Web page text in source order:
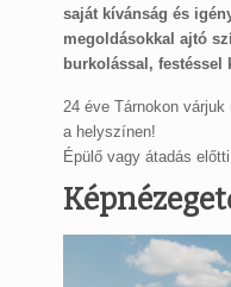
saját kívánság és
megoldásokkal ajtó
burkolással, festéssel
24 éve Tárnokon
a helyszínen!
Épülő vagy átadás